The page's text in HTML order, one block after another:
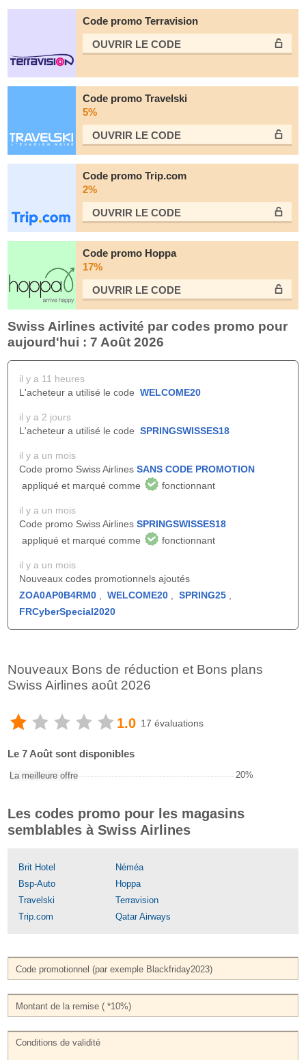
Code promo Terravision
OUVRIR LE СODE
Code promo Travelski
5%
OUVRIR LE СODE
Code promo Trip.com
2%
OUVRIR LE СODE
Code promo Hoppa
17%
OUVRIR LE СODE
Swiss Airlines activité par codes promo pour
aujourd'hui : 7 Août 2026
il y a 11 heures
L'acheteur a utilisé le code WELCOME20
il y a 2 jours
L'acheteur a utilisé le code SPRINGSWISSES18
il y a un mois
Code promo Swiss Airlines SANS CODE PROMOTION
appliqué et marqué comme
fonctionnant
il y a un mois
Code promo Swiss Airlines SPRINGSWISSES18
appliqué et marqué comme
fonctionnant
il y a un mois
Nouveaux codes promotionnels ajoutés
ZOA0AP0B4RM0
WELCOME20 SPRING25
FRCyberSpecial2020
Nouveaux Bons de réduction et Bons plans
Swiss Airlines août 2026
1.0 17 évaluations
Le 7 Août sont disponibles
La meilleure offre 20%
Les codes promo pour les magasins
semblables à Swiss Airlines
Brit Hotel
Néméa
Bsp-Auto
Hoppa
Travelski
Terravision
Trip.com
Qatar Airways